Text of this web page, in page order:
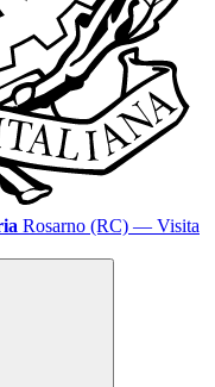
Rosarno (RC) — Visita